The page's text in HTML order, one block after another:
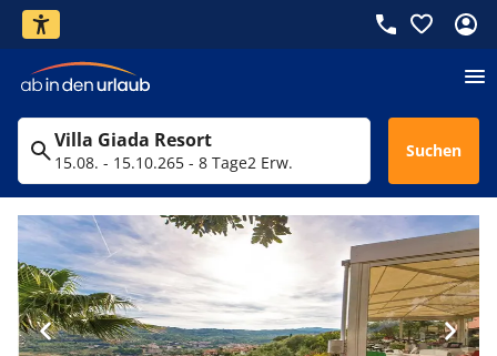
Villa Giada Resort
15.08. - 15.10.265 - 8 Tage2 Erw.
Suchen